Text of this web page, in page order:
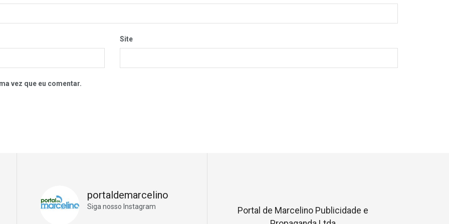
Site
vez que eu comentar.
portaldemarcelino
Siga nosso Instagram
Portal de Marcelino Publicidade e